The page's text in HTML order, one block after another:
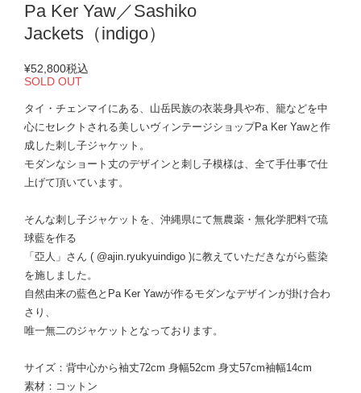
Pa Ker Yaw／Sashiko
Jackets（indigo）
¥52,800税込
SOLD OUT
タイ・チェンマイにある、山岳民族の衣装身具や布、籠などを中
心にセレクトされる美しいヴィンテージショップPa Ker Yawと作
成した刺し子ジャケット。
モダンなショート丈のデザインと刺し子模様は、全て手仕事で仕
上げて頂いています。
そんな刺し子ジャケットを、沖縄県にて無農薬・無化学肥料で琉
球藍を作る
「亞人」さん ( @ajin.ryukyuindigo )に教えていただきながら藍染
を施しました。
自然由来の藍色とPa Ker Yawが作るモダンなデザインが掛け合わ
さり、
唯一無二のジャケットとなっております。
サイズ：背中心から袖丈72cm 身幅52cm 身丈57cm袖幅14cm
素材：コットン